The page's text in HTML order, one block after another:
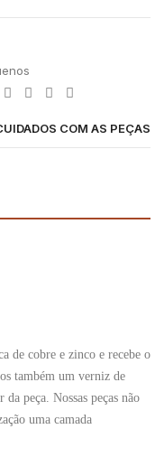
COM AS PEÇAS
de cobre e zinco e recebe o
também um verniz de
peça. Nossas peças não
uma camada